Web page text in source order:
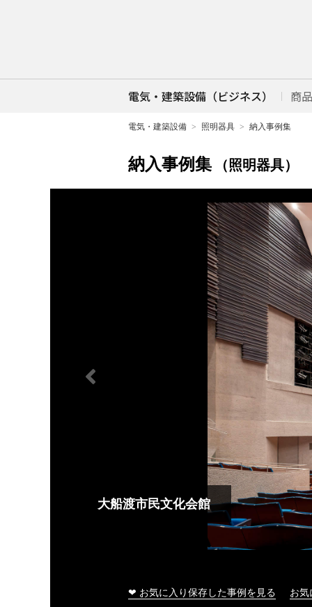
電気・建築設備（ビジネス） 商
電気・建築設備 照明器具 納入事例集
納入事例集 （照明器具）
大船渡市民文化会館
❤ お気に入り保存した事例を見る お